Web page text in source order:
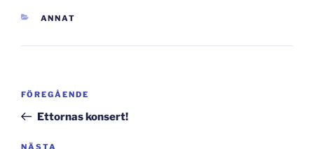
KATEGORIER
ANNAT
Inläggsnavigering
Föregående
inlägg
FÖREGÅENDE
Ettornas konsert!